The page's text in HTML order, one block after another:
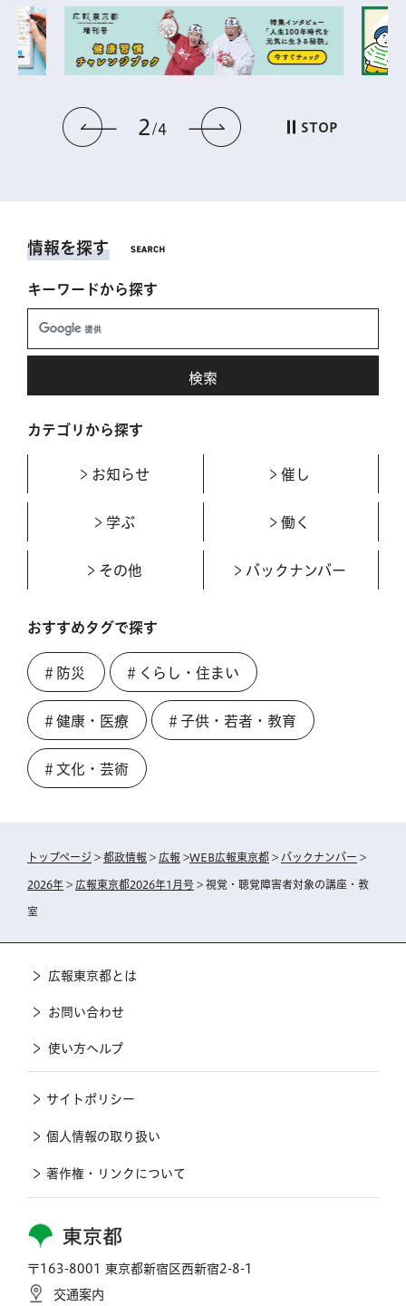
前のスライドを表示
2 4 次のスライドを表
STOP
情報を探す
キーワードから探す
カテゴリから探す
お知らせ 催し
学ぶ 働く
その他 バックナンバー
おすすめタグで探す
＃防災 ＃くらし・住まい
＃健康・医療 ＃子供・若者・教育
＃文化・芸術
トップページ > 都政情報 > 広報 >WEB広報東京都 > バックナンバー >
2026年 > 広報東京都2026年1月号 > 視覚・聴覚障害者対象の講座・教
室
東京都
〒163-8001 東京都新宿区西新宿2-8-1
交通案内
広報東京都とは
お問い合わせ
使い方ヘルプ
サイトポリシー
個人情報の取り扱い
著作権・リンクについて